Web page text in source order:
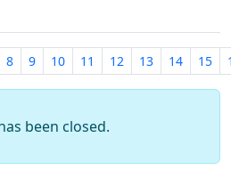
8 9 10 11 12 13 14 15
been closed.